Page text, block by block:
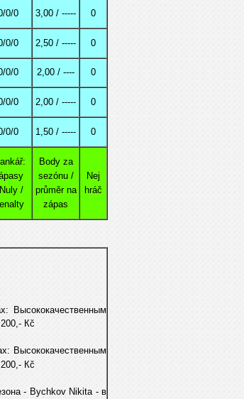
0/0 3,00 / ----- 0
0/0 2,50 / ----- 0
0/0 2,00 / ---- 0
0/0 2,00 / ----- 0
0/0 1,50 / ----- 0
/
Body za
sezónu /
průměr na
zápas
Nej
hráč
: Высококачественным
Кč
Высококачественным
Кč
- Bychkov Nikita - в